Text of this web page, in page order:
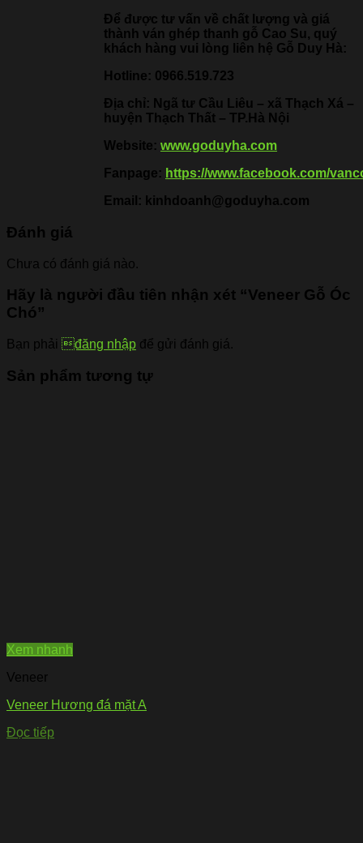
Để được tư vấn về chất lượng và giá
thành ván ghép thanh gỗ Cao Su, quý
khách hàng vui lòng liên hệ Gỗ Duy Hà:
Hotline: 0966.519.723
Địa chỉ: Ngã tư Cầu Liêu – xã Thạch Xá –
huyện Thạch Thất – TP.Hà Nội
Website: www.goduyha.com
Fanpage: https://www.facebook.com/
Email: kinhdoanh@goduyha.com
Đánh giá
Chưa có đánh giá nào.
Hãy là người đầu tiên nhận xét “Veneer Gỗ Óc
Chó”
Bạn phải đăng nhập để gửi đánh giá.
Sản phẩm tương tự
Xem nhanh
Veneer
Veneer Hương đá mặt A
Đọc tiếp